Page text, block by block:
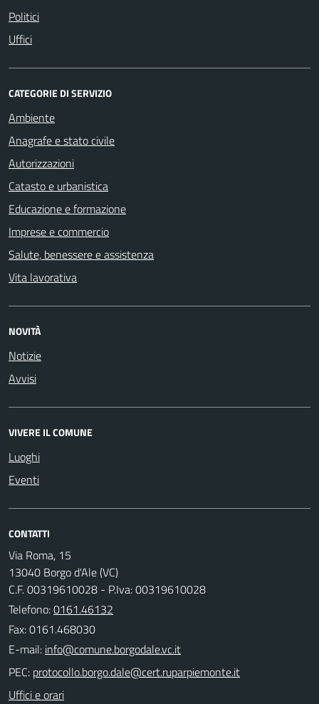
Politici
Uffici
CATEGORIE DI SERVIZIO
Ambiente
Anagrafe e stato civile
Autorizzazioni
Catasto e urbanistica
Educazione e formazione
Imprese e commercio
Salute, benessere e assistenza
Vita lavorativa
NOVITÀ
Notizie
Avvisi
VIVERE IL COMUNE
Luoghi
Eventi
CONTATTI
Via Roma, 15
13040 Borgo d'Ale (VC)
C.F. 00319610028 - P.Iva: 00319610028
Telefono:0161.46132
Fax: 0161.468030
E-mail:
PEC:
Uffici e orari